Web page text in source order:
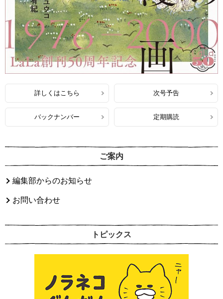
詳しくはこちら 次号予告
バックナンバー 定期購読
ご案内
編集部からのお知らせ
お問い合わせ
トピックス